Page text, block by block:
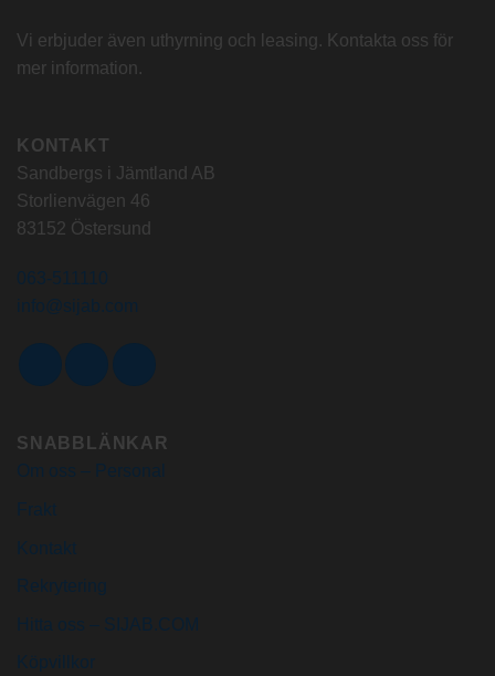
Vi erbjuder även uthyrning och leasing. Kontakta oss för
mer information.
KONTAKT
Sandbergs i Jämtland AB
Storlienvägen 46
83152 Östersund
SNABBLÄNKAR